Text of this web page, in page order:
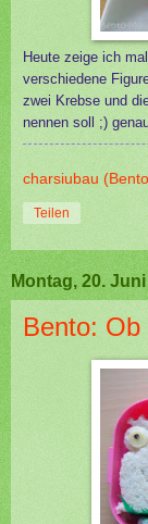
Heute zeige ich
verschiedene
zwei Krebse und
nennen soll ;)
charsiubau
Teilen
Montag, 20. Juni
Bento: